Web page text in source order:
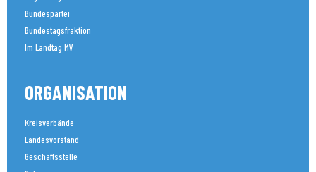
Bundespartei
Bundestagsfraktion
Im Landtag MV
ORGANISATION
Kreisverbände
Landesvorstand
Geschäftsstelle